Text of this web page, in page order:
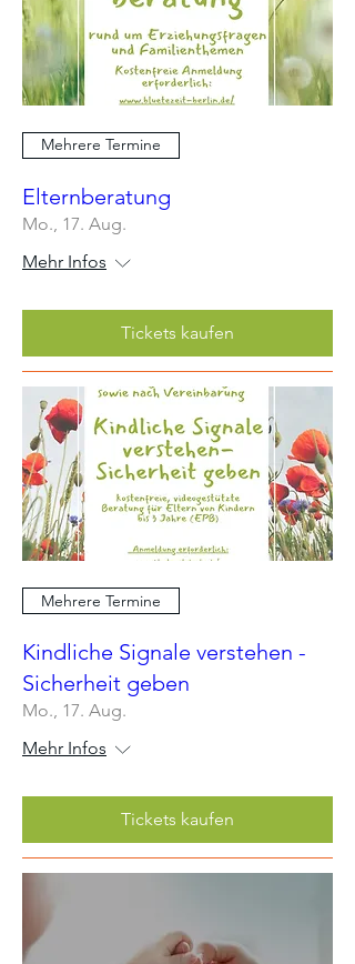
Mehrere Termine
Elternberatung
Mo., 17. Aug.
Mehr Infos
Tickets kaufen
Mehrere Termine
Kindliche Signale verstehen -
Sicherheit geben
Mo., 17. Aug.
Mehr Infos
Tickets kaufen